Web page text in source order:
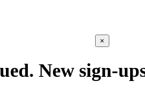
×
New sign-